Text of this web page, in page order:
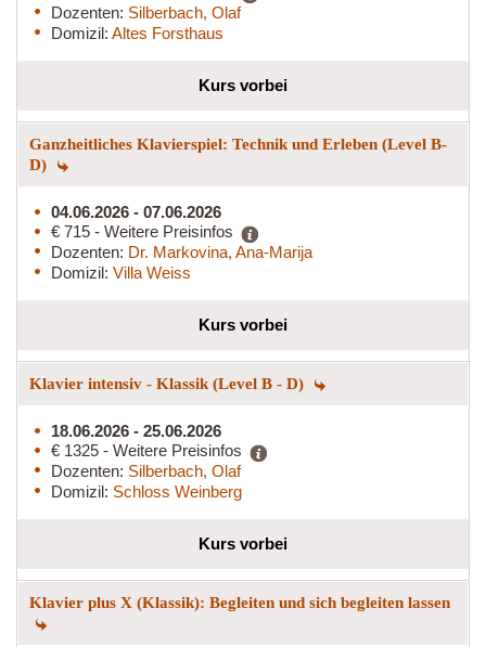
Dozenten: Silberbach, Olaf
Domizil: Altes Forsthaus
Kurs vorbei
Ganzheitliches Klavierspiel: Technik und Erleben (Level B-
D)
04.06.2026 - 07.06.2026
€ 715 - Weitere Preisinfos
Dozenten: Dr. Markovina, Ana-Marija
Domizil: Villa Weiss
Kurs vorbei
Klavier intensiv - Klassik (Level B - D)
18.06.2026 - 25.06.2026
€ 1325 - Weitere Preisinfos
Dozenten: Silberbach, Olaf
Domizil: Schloss Weinberg
Kurs vorbei
Klavier plus X (Klassik): Begleiten und sich begleiten lassen